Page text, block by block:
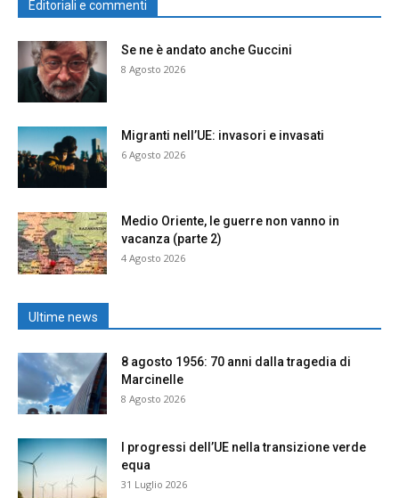
Editoriali e commenti
Se ne è andato anche Guccini
8 Agosto 2026
Migranti nell’UE: invasori e invasati
6 Agosto 2026
Medio Oriente, le guerre non vanno in
vacanza (parte 2)
4 Agosto 2026
Ultime news
8 agosto 1956: 70 anni dalla tragedia di
Marcinelle
8 Agosto 2026
I progressi dell’UE nella transizione verde
equa
31 Luglio 2026